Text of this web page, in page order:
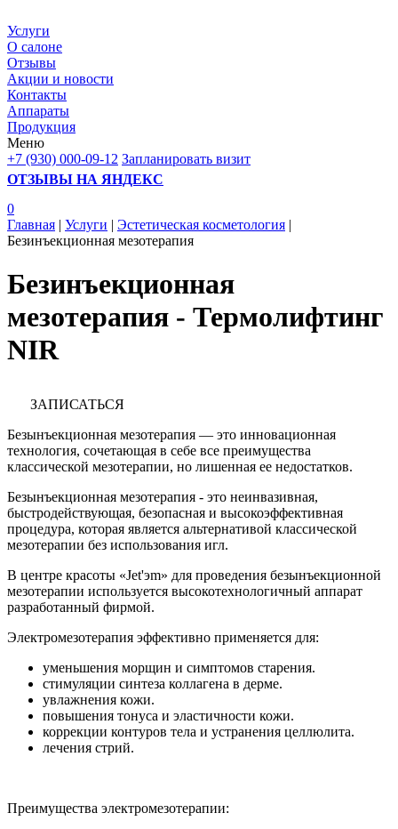
Услуги
О салоне
Отзывы
Акции и новости
Контакты
Аппараты
Продукция
Меню
+7 (930) 000-09-12 Запланировать визит
ОТЗЫВЫ НА ЯНДЕКС
0
Главная | Услуги | Эстетическая косметология |
Безинъeкционная мезотерапия
Безинъекционная
мезотерапия - Термолифтинг
NIR
ЗАПИСАТЬСЯ
Безынъекционная мезотерапия — это инновационная
технология, сочетающая в себе все преимущества
классической мезотерапии, но лишенная ее недостатков.
Безынъекционная мезотерапия - это неинвазивная,
быстродействующая, безопасная и высокоэффективная
процедура, которая является альтернативой классической
мезотерапии без использования игл.
В центре красоты «Jet'эm» для проведения безынъекционной
мезотерапии используется высокотехнологичный аппарат
разработанный фирмой.
Электромезотерапия эффективно применяется для:
уменьшения морщин и симптомов старения.
стимуляции синтеза коллагена в дерме.
увлажнения кожи.
повышения тонуса и эластичности кожи.
коррекции контуров тела и устранения целлюлита.
лечения стрий.
Преимущества электромезотерапии: